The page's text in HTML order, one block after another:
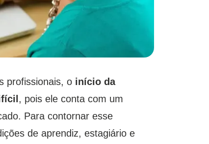
profissionais, o início da
, pois ele conta com um
Para contornar esse
de aprendiz, estagiário e